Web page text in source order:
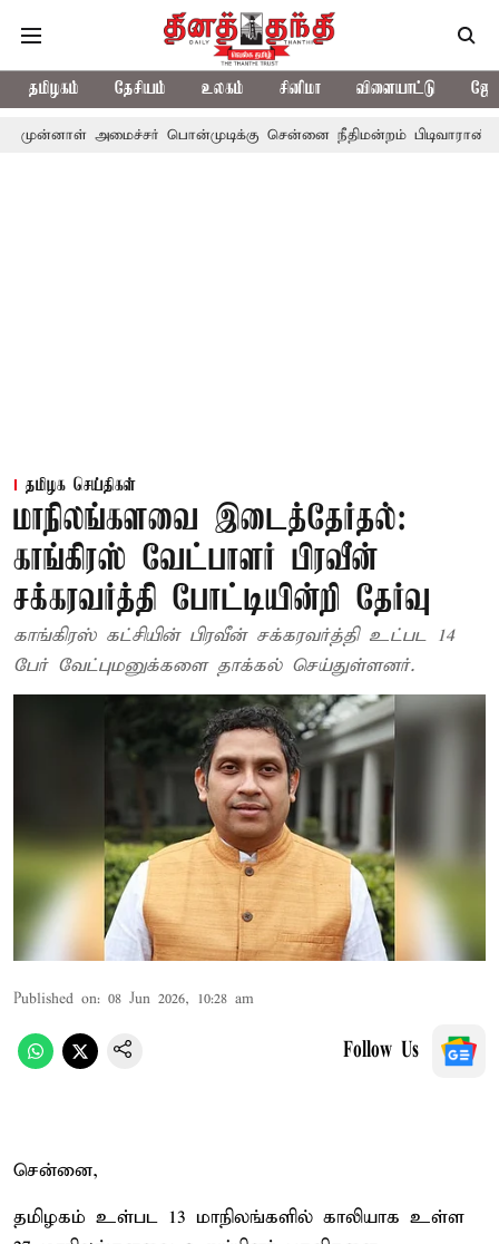
தமிழகம் தேசியம் உலகம் சினிமா விளையாட்டு
பொன்முடிக்கு சென்னை நீதிமன்றம் பிடிவாராண்ட்
தமிழக செய்திகள்
மாநிலங்களவை இடைத்தேர்தல்:
காங்கிரஸ் வேட்பாளர் பிரவீன்
சக்கரவர்த்தி போட்டியின்றி தேர்வு
காங்கிரஸ் கட்சியின் பிரவீன் சக்கரவர்த்தி உட்பட 14
பேர் வேட்புமனுக்களை தாக்கல் செய்துள்ளனர்.
Published on: 08 Jun 2026, 10:28 am
Follow Us
சென்னை,
தமிழகம் உள்பட 13 மாநிலங்களில் காலியாக உள்ள